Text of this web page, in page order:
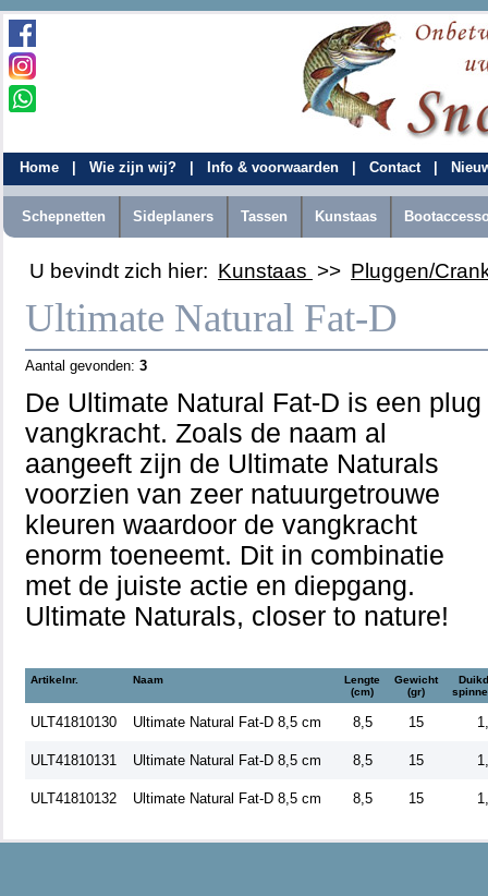
Home Wie zijn wij? Info & voorwaarden Contact
Schepnetten Sideplaners Tassen Kunstaas
U bevindt zich hier: Kunstaas >> Pluggen/
Ultimate Natural Fat-D
Aantal gevonden: 3
De Ultimate Natural Fat-D is een
vangkracht. Zoals de naam al
aangeeft zijn de Ultimate Naturals
voorzien van zeer natuurgetrouwe
kleuren waardoor de vangkracht
enorm toeneemt. Dit in combinatie
met de juiste actie en diepgang.
Ultimate Naturals, closer to nature!
Artikelnr. Naam
Lengte
(cm)
Gewicht
(gr)
ULT41810130 Ultimate Natural Fat-D 8,5 cm 8,5 15
ULT41810131 Ultimate Natural Fat-D 8,5 cm 8,5 15
ULT41810132 Ultimate Natural Fat-D 8,5 cm 8,5 15